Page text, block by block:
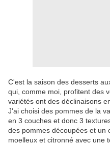
C'est la saison des desserts
qui, comme moi, profitent des
variétés ont des déclinaisons
J'ai choisi des pommes de la
en 3 couches et donc 3
des pommes découpées et un
moelleux et citronné avec une